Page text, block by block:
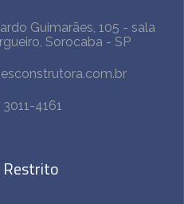
Guimarães, 105 - sala
Sorocaba - SP
3011-4161
Restrito